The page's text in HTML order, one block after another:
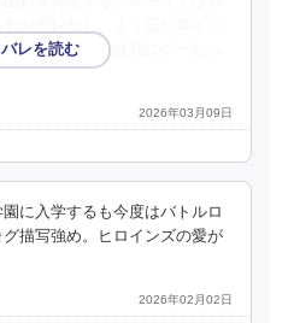
酷。まあ、元は死にゲーだっ
2026年03月09日
に入学するも今度はバトルロ
描写強め。ヒロインズの愛が
2026年02月02日